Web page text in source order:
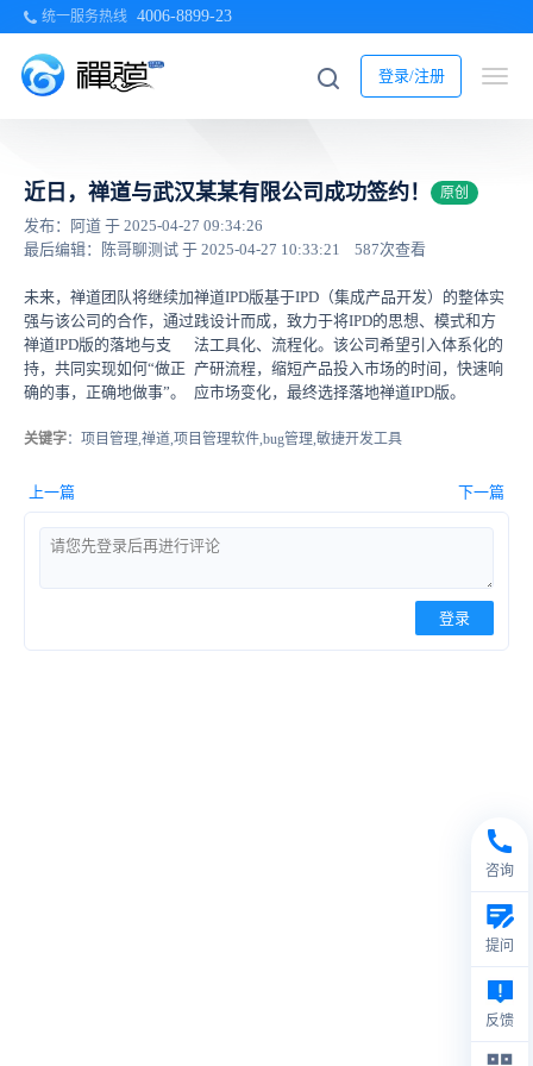
统一服务热线 4006-8899-23
登录/注册
近日，禅道与武汉某某有限公司成功签约！ 原创
发布：阿道 于 2025-04-27 09:34:26
最后编辑：陈哥聊测试 于 2025-04-27 10:33:21
587次查看
禅道IPD版基于IPD（集成产品开发）的整体实
践设计而成，致力于将IPD的思想、模式和方
法工具化、流程化。该公司希望引入体系化的
产研流程，缩短产品投入市场的时间，快速响
应市场变化，最终选择落地禅道IPD版。
未来，禅道团队将继续加
强与该公司的合作，通过
禅道IPD版的落地与支
持，共同实现如何“做正
确的事，正确地做事”。
关键字：项目管理,禅道,项目管理软件,bug管理,敏捷开发工具
上一篇 下一篇
登录
咨询
提问
反馈